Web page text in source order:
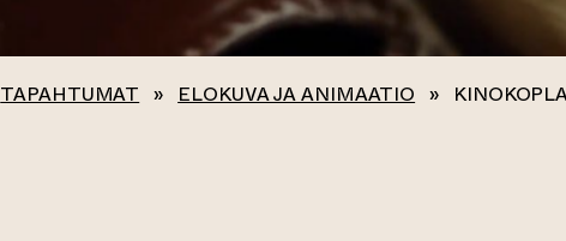
TAPAHTUMAT » ELOKUVA JA ANIMAATIO »